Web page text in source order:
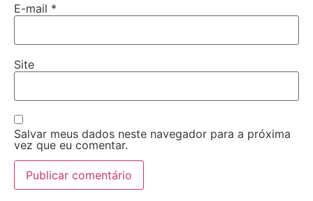
E-mail *
Site
Salvar meus dados neste navegador para a próxima
vez que eu comentar.